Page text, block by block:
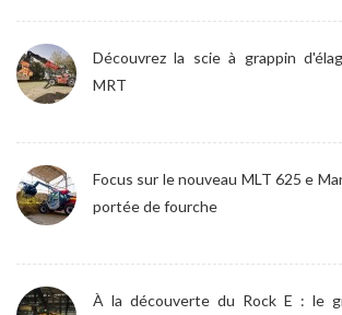
Découvrez la scie à grappin
MRT
Focus sur le nouveau MLT 625 e
portée de fourche
À la découverte du Rock E : le